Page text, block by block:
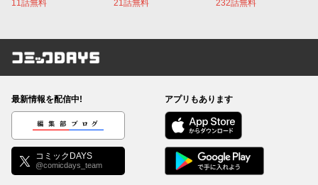
11話無料 21話無料 232話無料
コミックDAYS
最新情報を配信中!
編集部ブログ
コミックDAYS
@comicdays_team
アプリもあります